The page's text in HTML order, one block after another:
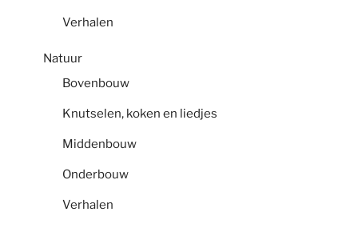
Verhalen
Natuur
Bovenbouw
Knutselen, koken en liedjes
Middenbouw
Onderbouw
Verhalen